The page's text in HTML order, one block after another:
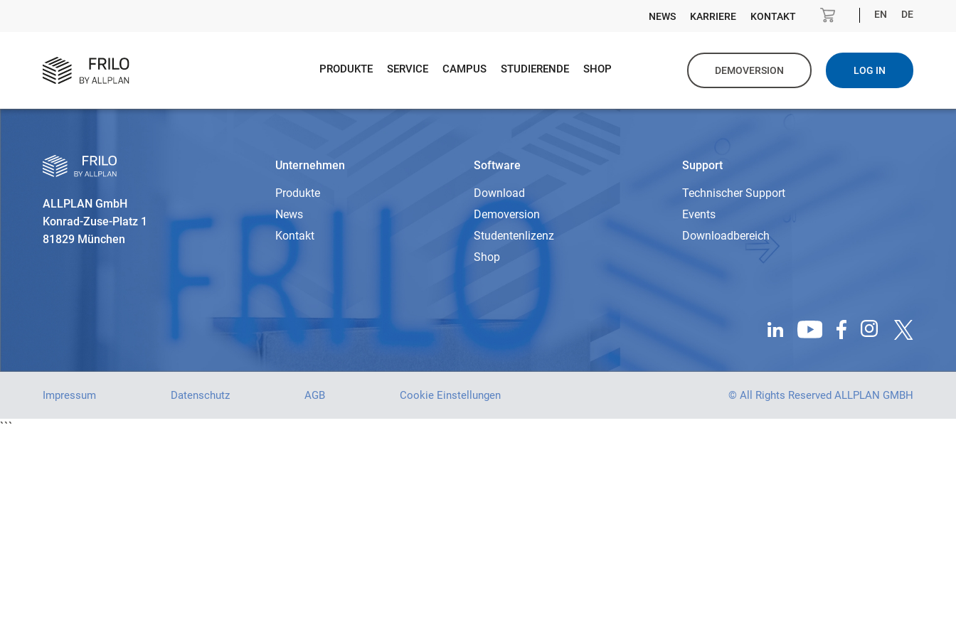
NEWS KARRIERE KONTAKT EN DE
PRODUKTE SERVICE CAMPUS STUDIERENDE SHOP DEMOVERSION LOG IN
ALLPLAN GmbH
Konrad-Zuse-Platz 1
81829 München
Unternehmen
Produkte
News
Kontakt
Software
Download
Demoversion
Studentenlizenz
Shop
Support
Technischer Support
Events
Downloadbereich
Impressum Datenschutz AGB Cookie Einstellungen © All Rights Reserved ALLPLAN GMBH
```